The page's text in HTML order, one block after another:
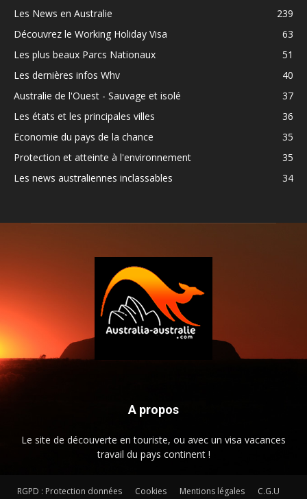
Les News en Australie
239
Découvrez le Working Holiday Visa
63
Les plus beaux Parcs Nationaux
51
Les dernières infos Whv
40
Australie de l'Ouest - Sauvage et isolé
37
Les états et les principales villes
36
Economie du pays de la chance
35
Protection et atteinte à l'environnement
35
Les news australiennes inclassables
34
A propos
Le site de découverte en touriste, ou avec un visa vacances
travail du pays continent !
RGPD : Protection données Cookies Mentions légales C.G.U